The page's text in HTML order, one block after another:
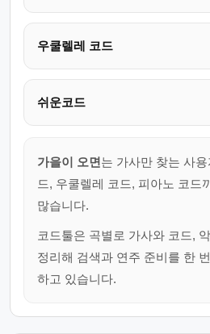
우쿨렐레 코드
쉬운코드
가을이 오면는 가사만 찾는 사
드, 우쿨렐레 코드, 피아노 코드
많습니다.
코드툴은 곡별로 가사와 코드,
정리해 검색과 연주 준비를 한
하고 있습니다.